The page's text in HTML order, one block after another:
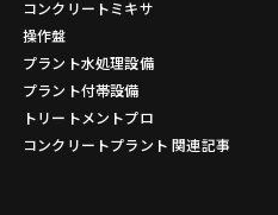
コンクリートミキサ
操作盤
プラント水処理設備
プラント付帯設備
トリートメントプロ
コンクリートプラント 関連記事